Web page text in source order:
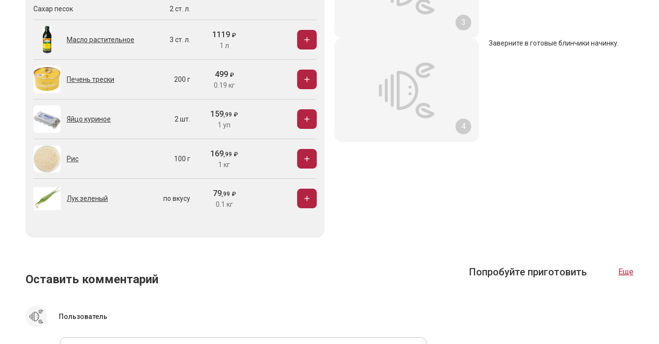
Сахар песок 2 ст. л.
Масло растительное 3 ст. л.
1119 ₽
1 л
Печень трески 200 г
499 ₽
0.19 кг
Яйцо куриное 2 шт.
159,99 ₽
1 уп
Рис 100 г
169,99 ₽
1 кг
Лук зеленый по вкусу
79,99 ₽
0.1 кг
3
4
Заверните в готовые блинчики начинку.
Оставить комментарий
Пользователь
Попробуйте приготовить Еще